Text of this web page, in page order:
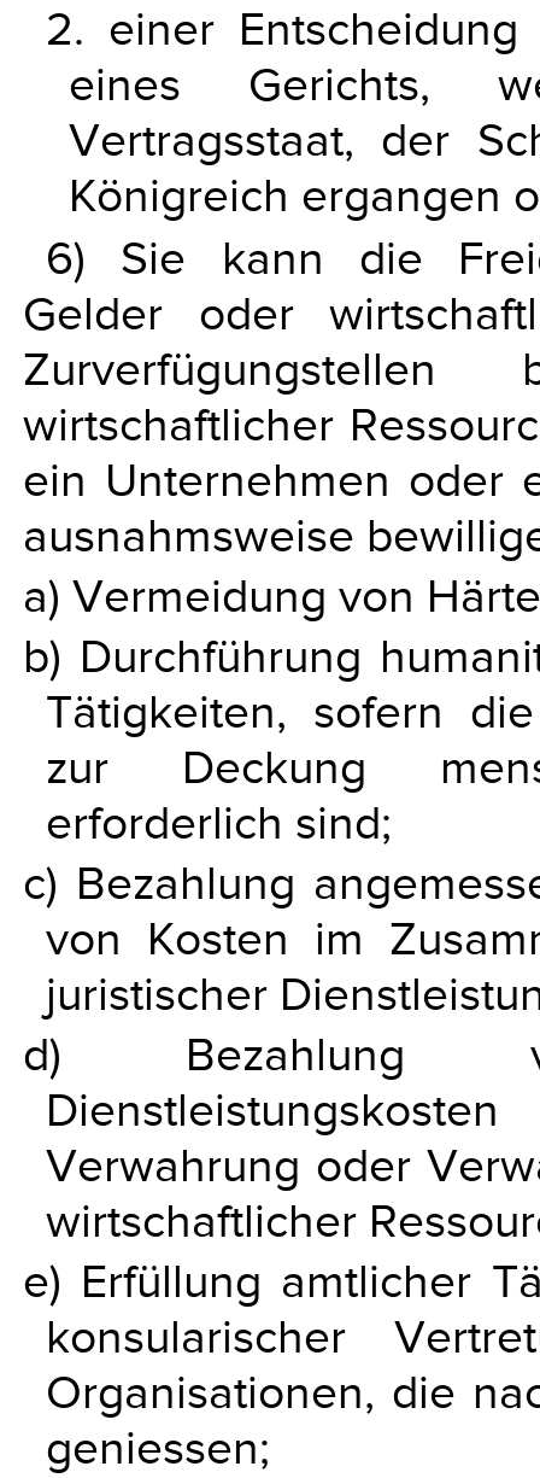
2. einer
eines Gerichts,
Vertragsstaat, der
Königreich ergangen
6) Sie kann die
Gelder oder
wirtschaftlicher
ein Unternehmen oder
ausnahmsweise
a) Vermeidung von
b) Durchführung
Tätigkeiten, sofern
zur Deckung
erforderlich sind;
c) Bezahlung
von Kosten im
juristischer
d) Bezahlung
Verwahrung oder
wirtschaftlicher
e) Erfüllung amtlicher
konsularischer
Organisationen, die
geniessen;